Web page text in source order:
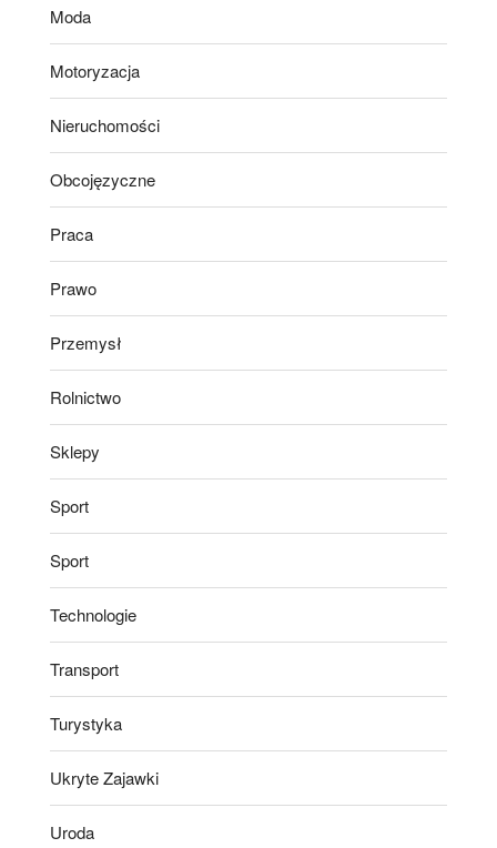
Moda
Motoryzacja
Nieruchomości
Obcojęzyczne
Praca
Prawo
Przemysł
Rolnictwo
Sklepy
Sport
Sport
Technologie
Transport
Turystyka
Ukryte Zajawki
Uroda